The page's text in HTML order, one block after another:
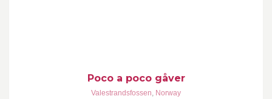
Poco a poco gåver
Valestrandsfossen, Norway